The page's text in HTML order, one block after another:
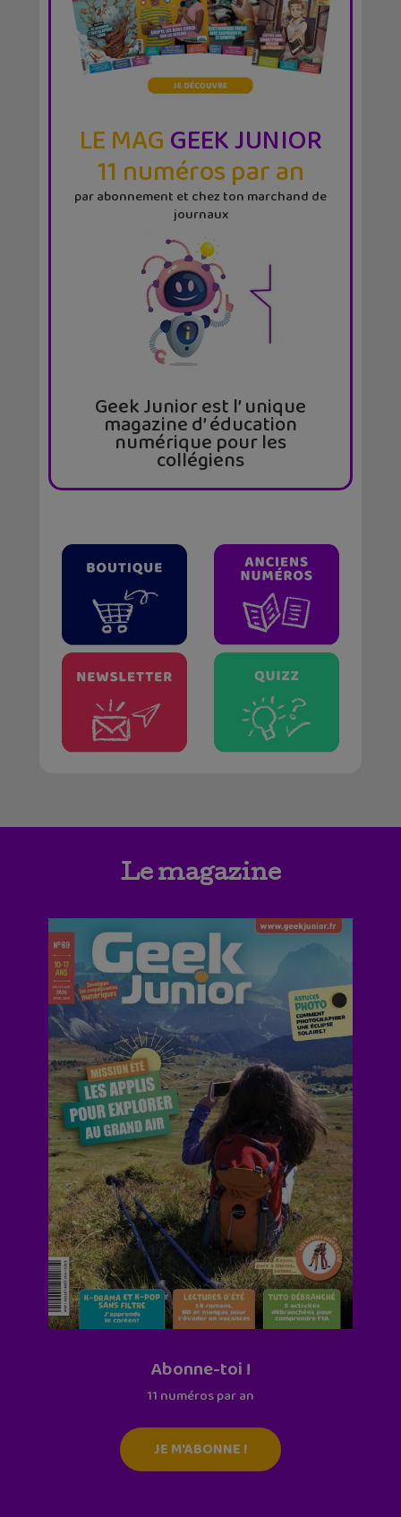
LE MAGGEEK JUNIOR
11 numéros par an
par abonnement et chez ton marchand de
journaux
Geek Junior est l’ unique
magazine d’ éducation
numérique pour les
collégiens
Le magazine
Abonne-toi !
11 numéros par an
JE M'ABONNE !